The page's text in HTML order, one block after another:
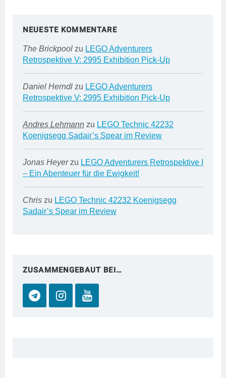
NEUESTE KOMMENTARE
The Brickpool zu LEGO Adventurers
Retrospektive V: 2995 Exhibition Pick-Up
Daniel Herndl zu LEGO Adventurers
Retrospektive V: 2995 Exhibition Pick-Up
Andres Lehmann zu LEGO Technic 42232
Koenigsegg Sadair’s Spear im Review
Jonas Heyerzu LEGO Adventurers Retrospektive I
– Ein Abenteuer für die Ewigkeit!
Chris zu LEGO Technic 42232 Koenigsegg
Sadair’s Spear im Review
ZUSAMMENGEBAUT BEI…